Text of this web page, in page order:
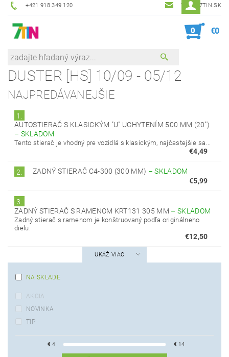
+421 918 349 120 7TIN@7TIN.SK
0 €0
DUSTER [HS] 10/09 - 05/12
NAJPREDÁVANEJŠIE
1.
AUTOSTIERAČ S KLASICKÝM "U" UCHYTENÍM 500 MM (20")
– SKLADOM
Tento stierač je vhodný pre vozidlá s klasickým, najčastejšie sa...
€4,49
2. ZADNÝ STIERAČ C4-300 (300 MM) –SKLADOM
€5,99
3.
ZADNÝ STIERAČ S RAMENOM KRT131 305 MM – SKLADOM
Zadný stierač s ramenom je konštruovaný podľa originálneho
dielu.
€12,50
UKÁŽ VIAC
NA SKLADE
AKCIA
NOVINKA
TIP
€ 4 € 14